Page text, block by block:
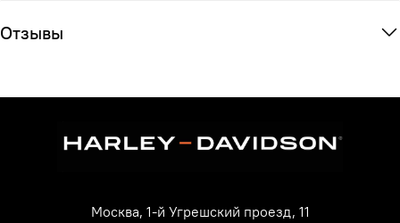
Отзывы
Москва, 1-й Угрешский проезд, 11